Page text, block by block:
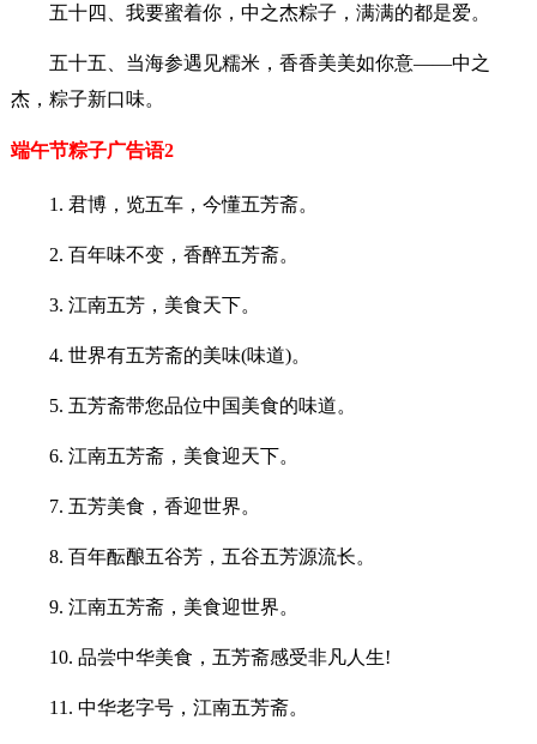
五十四、我要蜜着你，中之杰粽子，满满的都是爱。
五十五、当海参遇见糯米，香香美美如你意——中之
杰，粽子新口味。
端午节粽子广告语2
1. 君博，览五车，今懂五芳斋。
2. 百年味不变，香醉五芳斋。
3. 江南五芳，美食天下。
4. 世界有五芳斋的美味(味道)。
5. 五芳斋带您品位中国美食的味道。
6. 江南五芳斋，美食迎天下。
7. 五芳美食，香迎世界。
8. 百年酝酿五谷芳，五谷五芳源流长。
9. 江南五芳斋，美食迎世界。
10. 品尝中华美食，五芳斋感受非凡人生!
11. 中华老字号，江南五芳斋。